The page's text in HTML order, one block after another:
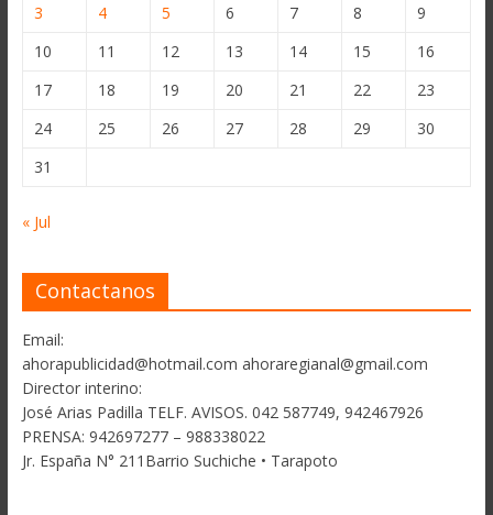
3
4 5 6 7 8
9
10
11 12 13 14 15
16
17
18 19 20 21 22
23
24
25 26 27 28 29
30
31
« Jul
Contactanos
Email:
ahorapublicidad@hotmail.com ahoraregianal@gmail.com
Director interino:
José Arias Padilla TELF. AVISOS. 042 587749, 942467926
PRENSA: 942697277 – 988338022
Jr. España N° 211Barrio Suchiche • Tarapoto